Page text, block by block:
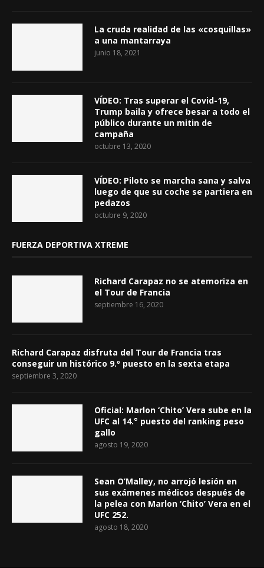
La cruda realidad de las «cosquillas»
a una mantarraya
junio 18, 2021
VÍDEO: Tras superar el Covid-19,
Trump baila y ofrece besar a todo el
público durante un mitin de
campaña
octubre 13, 2020
VÍDEO: Piloto se marcha sana y salva
luego de que su coche se partiera en
pedazos
octubre 9, 2020
FUERZA DEPORTIVA XTREME
Richard Carapaz no se atemoriza en
el Tour de Francia
septiembre 16, 2020
Richard Carapaz disfruta del Tour de Francia tras
conseguir un histórico 9.º puesto en la sexta etapa
septiembre 3, 2020
Oficial: Marlon ‘Chito’ Vera sube en la
UFC al 14.° puesto del ranking peso
gallo
agosto 19, 2020
Sean O’Malley, no arrojó lesión en
sus exámenes médicos después de
la pelea con Marlon ‘Chito’ Vera en el
UFC 252.
agosto 18, 2020